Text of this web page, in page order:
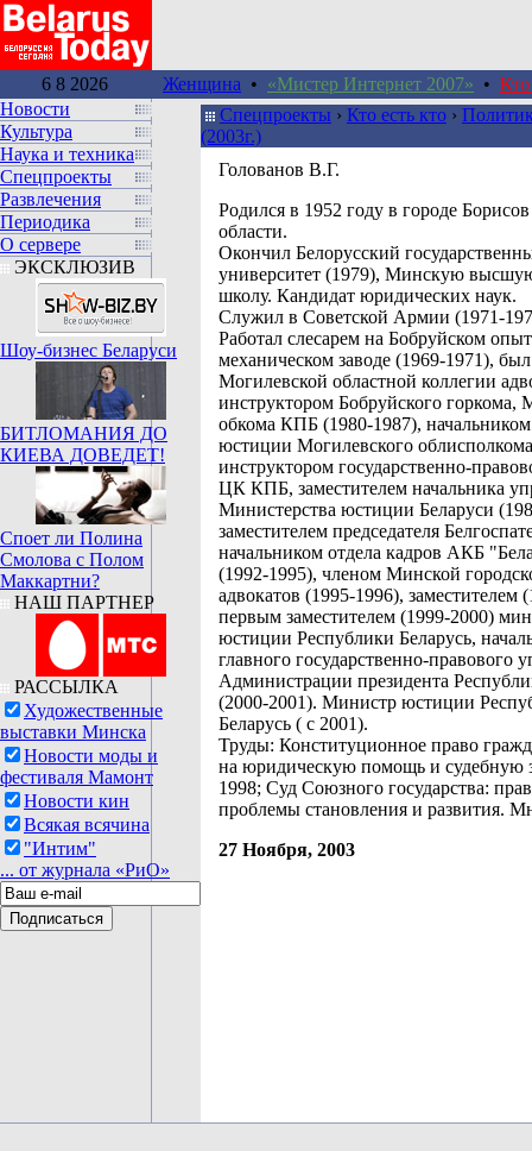
6 8 2026 Женщина • «Мистер Интернет 2007» • Кто
Новости
Культура
Наука и техника
Спецпроекты
Развлечения
Периодика
О сервере
ЭКСКЛЮЗИВ
Шоу-бизнес Беларуси
БИТЛОМАНИЯ ДО
КИЕВА ДОВЕДЕТ!
Споет ли Полина
Смолова с Полом
Маккартни?
НАШ ПАРТНЕР
РАССЫЛКА
Художественные
выставки Минска
Новости моды и
фестиваля Мамонт
Новости кин
Всякая всячина
"Интим"
... от журнала «РиО»
Спецпроекты › Кто есть кто ›
(2003г.)
Голованов В.Г.
Родился в 1952 году в городе
области.
Окончил Белорусский
университет (1979), Минскую
школу. Кандидат юридических наук.
Служил в Советской Армии (1971-
Работал слесарем на Бобруйском
механическом заводе (1969-1971),
Могилевской областной коллегии
инструктором Бобруйского горкома,
обкома КПБ (1980-1987), начальником
юстиции Могилевского
инструктором государственно-
ЦК КПБ, заместителем начальника
Министерства юстиции Беларуси
заместителем председателя
начальником отдела кадров АКБ
(1992-1995), членом Минской
адвокатов (1995-1996), заместителем
первым заместителем (1999-2000)
юстиции Республики Беларусь,
главного государственно-правового
Администрации президента
(2000-2001). Министр юстиции
Беларусь ( с 2001).
Труды: Конституционное право
на юридическую помощь и судебную
1998; Суд Союзного государства:
проблемы становления и развития.
27 Ноября, 2003